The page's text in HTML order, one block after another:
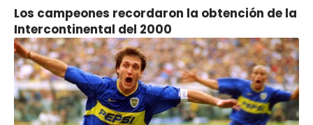
Los campeones recordaron la obtención de la
Intercontinental del 2000